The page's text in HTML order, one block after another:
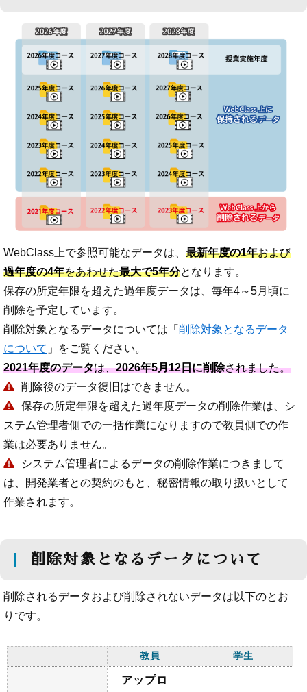
WebClass上で参照可能なデータは、 最新年度の1年および
過年度の4年をあわせた最大で5年分となります。
保存の所定年限を超えた過年度データは、毎年4～5月頃に
削除を予定しています。
削除対象となるデータについては「 削除対象となるデータ
について 」をご覧ください。
2021年度のデータは、2026年5月12日に削除されました。
削除後のデータ復旧はできません。
保存の所定年限を超えた過年度データの削除作業は、シ
ステム管理者側での一括作業になりますので教員側での作
業は必要ありません。
システム管理者によるデータの削除作業につきまして
は、開発業者との契約のもと、秘密情報の取り扱いとして
作業されます。
削除対象となるデータについて
削除されるデータおよび削除されないデータは以下のとお
りです。
教員 学生
アップロ